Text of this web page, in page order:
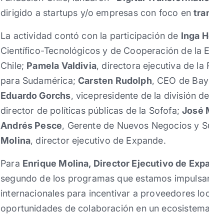
dirigido a startups y/o empresas con foco en
La actividad contó con la participación de Inga
Científico-Tecnológicos y de Cooperación de la
Chile; Pamela Valdivia, directora ejecutiva de la
para Sudamérica;Carsten Rudolph, CEO de
Eduardo Gorchs, vicepresidente de la división
director de políticas públicas de la Sofofa;José
Andrés Pesce, Gerente de Nuevos Negocios y
Molina, director ejecutivo de Expande.
Para Enrique Molina, Director Ejecutivo de
segundo de los programas que estamos
internacionales para incentivar a proveedores
oportunidades de colaboración en un